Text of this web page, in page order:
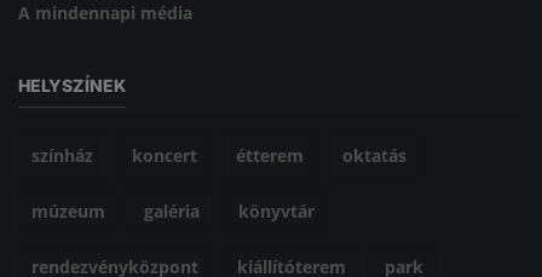
A mindennapi média
HELYSZÍNEK
színház koncert étterem oktatás
múzeum galéria könyvtár
rendezvényközpont kiállítóterem park